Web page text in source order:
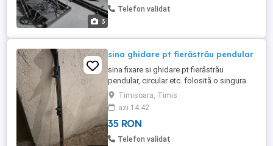
3
Telefon validat
sina ghidare pt fierăstrău pendular
sina fixare si ghidare pt fierăstrău
pendular, circular etc. folosită o singura
data, impecabila. predare personala in
Timișoara, calea Sagului. nu trimit din
cauza dimensiunilor.
Timisoara, Timis
azi 14:42
35 RON
Telefon validat